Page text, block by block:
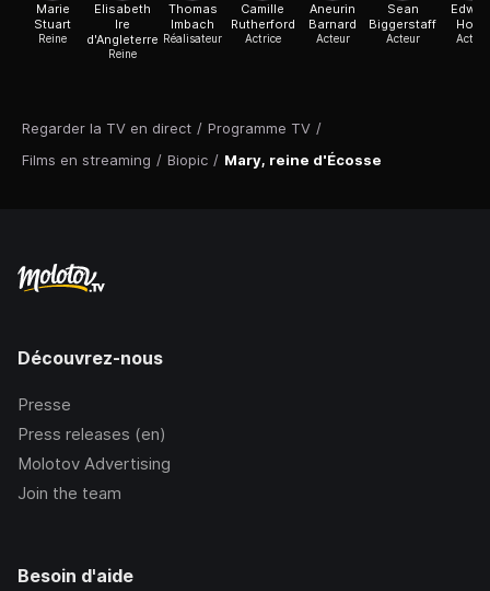
Regarder la TV en direct / Programme TV /
Films en streaming / Biopic / Mary, reine d'Écosse
Marie
Stuart
Reine
Elisabeth
Ire
d'Angleterre
Reine
Thomas
Imbach
Réalisateur
Camille
Rutherford
Actrice
Aneurin
Barnard
Acteur
Sean
Biggerstaff
Acteur
Hogg
Acteur
Découvrez-nous
Presse
Press releases (en)
Molotov Advertising
Join the team
Besoin d'aide